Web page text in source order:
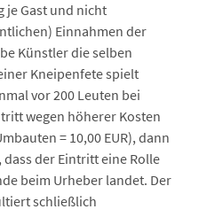
je Gast und nicht
Einnahmen der
Künstler die selben
Kneipenfete spielt
vor 200 Leuten bei
wegen höherer Kosten
= 10,00 EUR), dann
der Eintritt eine Rolle
beim Urheber landet. Der
schließlich